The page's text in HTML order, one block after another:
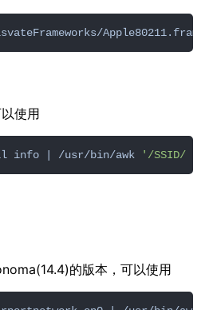
使用
info | /usr/bin/awk '/SSID/ {
的版本，可以使用